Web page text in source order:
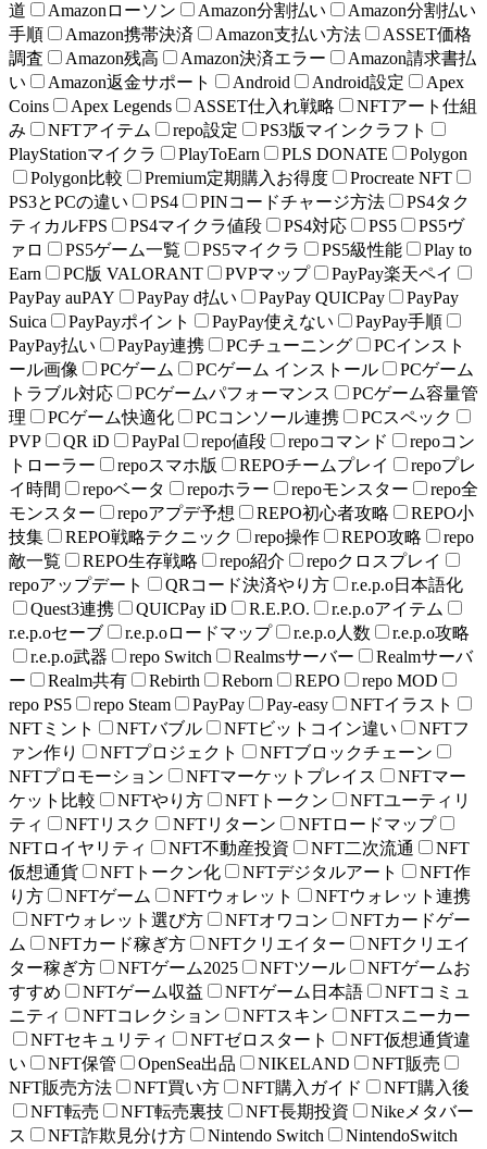
道
Amazonローソン Amazon分割払い
Amazon分割払い
手順
Amazon携帯決済 Amazon支払い方法
ASSET価格
調査
Amazon残高 Amazon決済エラー
Amazon請求書払
い
Amazon返金サポート Android Android設定
Apex
Coins
Apex Legends ASSET仕入れ戦略
NFTアート仕組
み
NFTアイテム repo設定
PS3版マインクラフト
PlayStationマイクラ
PlayToEarn PLS DONATE
Polygon
Polygon比較
Premium定期購入お得度
Procreate NFT
PS3とPCの違い
PS4 PINコードチャージ方法
PS4タク
ティカルFPS
PS4マイクラ値段 PS4対応 PS5
PS5ヴ
ァロ
PS5ゲーム一覧 PS5マイクラ PS5級性能
Play to
Earn
PC版 VALORANT PVPマップ
PayPay楽天ペイ
PayPay auPAY
PayPay d払い PayPay QUICPay
PayPay
Suica
PayPayポイント PayPay使えない
PayPay手順
PayPay払い
PayPay連携 PCチューニング
PCインスト
ール画像
PCゲーム PCゲーム インストール
PCゲーム
トラブル対応
PCゲームパフォーマンス
PCゲーム容量管
理
PCゲーム快適化 PCコンソール連携
PCスペック
PVP
QR iD PayPal repo値段 repoコマンド
repoコン
トローラー
repoスマホ版 REPOチームプレイ
repoプレ
イ時間
repoベータ repoホラー repoモンスター
repo全
モンスター
repoアプデ予想 REPO初心者攻略
REPO小
技集
REPO戦略テクニック repo操作 REPO攻略
repo
敵一覧
REPO生存戦略 repo紹介
repoクロスプレイ
repoアップデート
QRコード決済やり方
r.e.p.o日本語化
Quest3連携
QUICPay iD R.E.P.O.
r.e.p.oアイテム
r.e.p.oセーブ
r.e.p.oロードマップ r.e.p.o人数
r.e.p.o攻略
r.e.p.o武器
repo Switch Realmsサーバー
Realmサーバ
ー
Realm共有 Rebirth Reborn REPO
repo MOD
repo PS5
repo Steam PayPay Pay-easy
NFTイラスト
NFTミント
NFTバブル NFTビットコイン違い
NFTフ
ァン作り
NFTプロジェクト
NFTブロックチェーン
NFTプロモーション
NFTマーケットプレイス
NFTマー
ケット比較
NFTやり方 NFTトークン
NFTユーティリ
ティ
NFTリスク NFTリターン
NFTロードマップ
NFTロイヤリティ
NFT不動産投資 NFT二次流通
NFT
仮想通貨
NFTトークン化 NFTデジタルアート
NFT作
り方
NFTゲーム NFTウォレット
NFTウォレット連携
NFTウォレット選び方
NFTオワコン
NFTカードゲー
ム
NFTカード稼ぎ方 NFTクリエイター
NFTクリエイ
ター稼ぎ方
NFTゲーム2025 NFTツール
NFTゲームお
すすめ
NFTゲーム収益 NFTゲーム日本語
NFTコミュ
ニティ
NFTコレクション NFTスキン
NFTスニーカー
NFTセキュリティ
NFTゼロスタート
NFT仮想通貨違
い
NFT保管 OpenSea出品 NIKELAND
NFT販売
NFT販売方法
NFT買い方 NFT購入ガイド
NFT購入後
NFT転売
NFT転売裏技 NFT長期投資
Nikeメタバー
ス
NFT詐欺見分け方 Nintendo Switch
NintendoSwitch